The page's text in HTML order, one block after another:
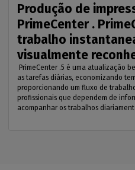
Produção de
PrimeCenter .
trabalho
visualmente
PrimeCenter .5 é uma atualização
as tarefas diárias, economizando
proporcionando um fluxo de
profissionais que dependem de
acompanhar os trabalhos